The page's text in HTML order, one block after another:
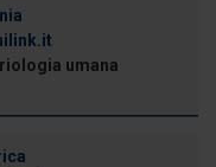
umana